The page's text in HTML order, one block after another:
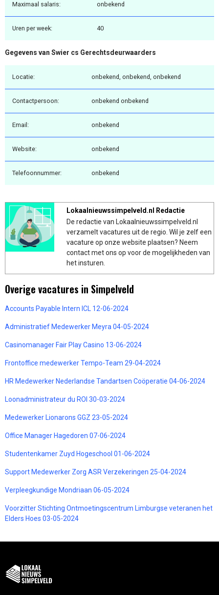
Maximaal salaris: onbekend
Uren per week: 40
Gegevens van Swier cs Gerechtsdeurwaarders
Locatie: onbekend, onbekend, onbekend
Contactpersoon: onbekend onbekend
Email: onbekend
Website: onbekend
Telefoonnummer: onbekend
Lokaalnieuwssimpelveld.nl Redactie
De redactie van Lokaalnieuwssimpelveld.nl
verzamelt vacatures uit de regio. Wil je zelf een
vacature op onze website plaatsen? Neem
contact met ons op voor de mogelijkheden van
het insturen.
Overige vacatures in Simpelveld
Accounts Payable Intern ICL 12-06-2024
Administratief Medewerker Meyra 04-05-2024
Casinomanager Fair Play Casino 13-06-2024
Frontoffice medewerker Tempo-Team 29-04-2024
HR Medewerker Nederlandse Tandartsen Coöperatie 04-06-2024
Loonadministrateur du ROI 30-03-2024
Medewerker Lionarons GGZ 23-05-2024
Office Manager Hagedoren 07-06-2024
Studentenkamer Zuyd Hogeschool 01-06-2024
Support Medewerker Zorg ASR Verzekeringen 25-04-2024
Verpleegkundige Mondriaan 06-05-2024
Voorzitter Stichting Ontmoetingscentrum Limburgse veteranen het
Elders Hoes 03-05-2024